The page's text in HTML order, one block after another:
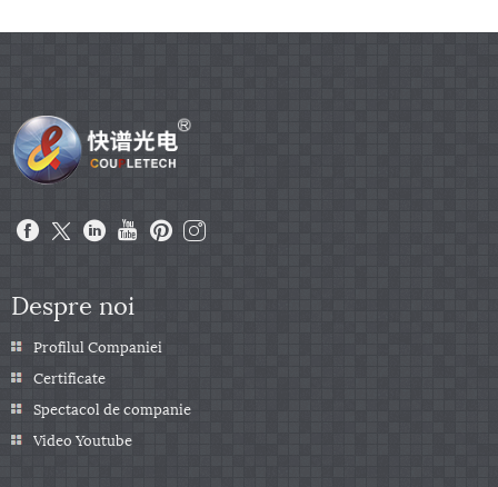
Despre noi
Profilul Companiei
Certificate
Spectacol de companie
Video Youtube